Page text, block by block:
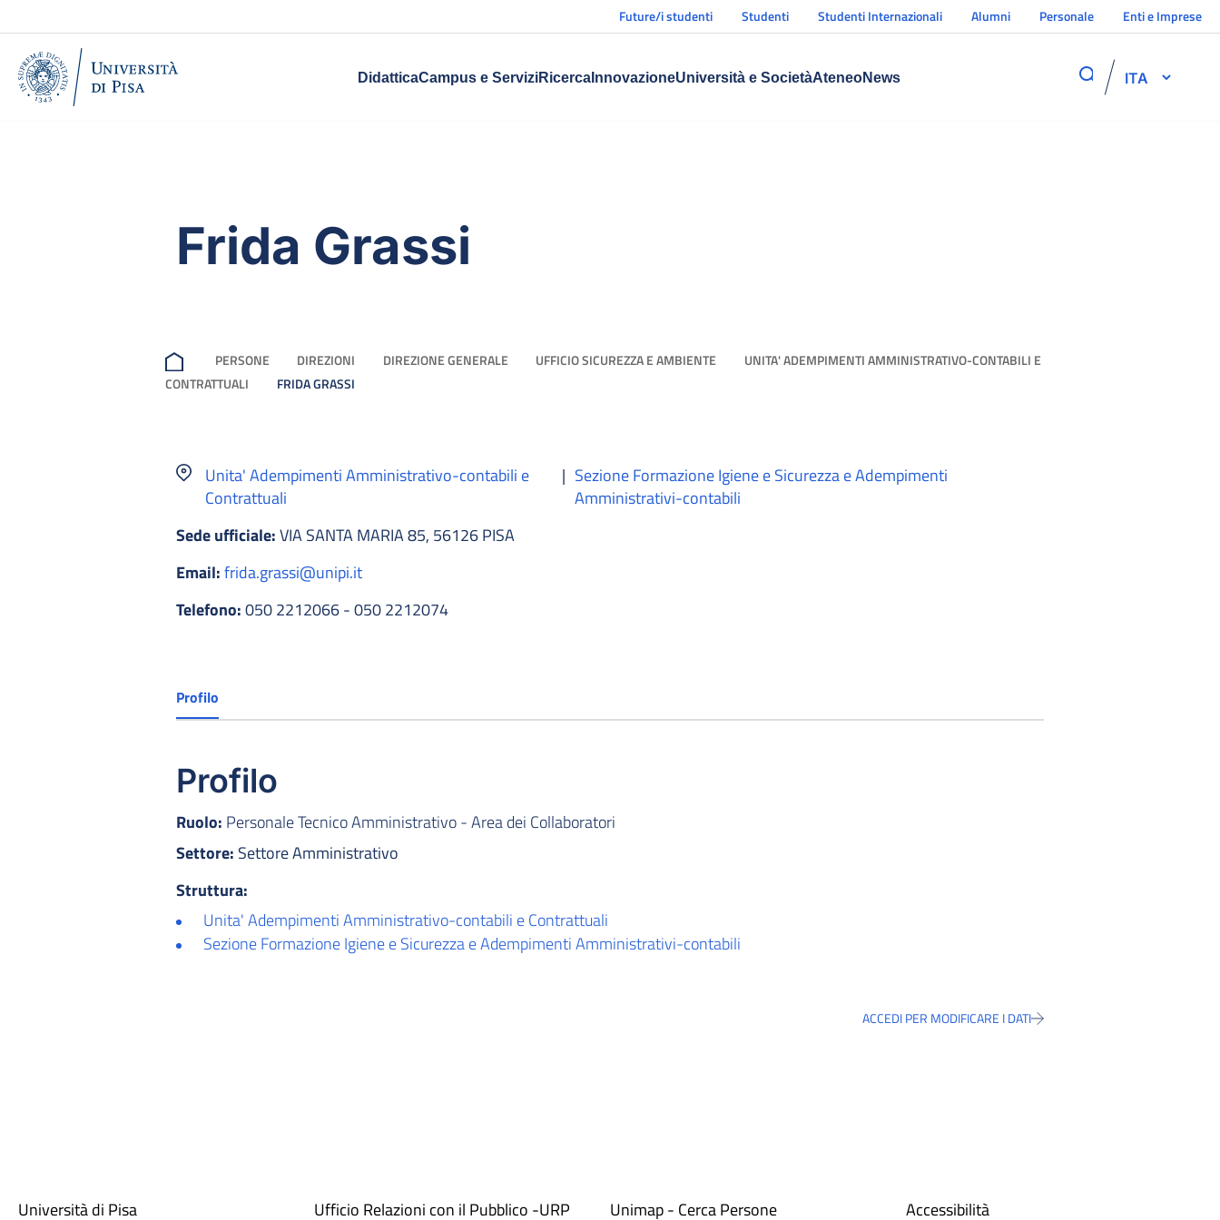
Future/i studenti Studenti Studenti Internazionali Alumni Personale Enti e Imprese
DidatticaCampus e ServiziRicercaInnovazioneUniversità e SocietàAteneoNews ITA
Frida Grassi
PERSONE DIREZIONI DIREZIONE GENERALE UFFICIO SICUREZZA E AMBIENTE
UNITA' ADEMPIMENTI AMMINISTRATIVO-CONTABILI E
CONTRATTUALI
FRIDA GRASSI
Unita' Adempimenti Amministrativo-contabili e
Contrattuali
| Sezione Formazione Igiene e Sicurezza e Adempimenti
Amministrativi-contabili
Sede ufficiale:VIA SANTA MARIA 85, 56126 PISA
Email:frida.grassi@unipi.it
Telefono:050 2212066 - 050 2212074
Profilo
Profilo
Ruolo: Personale Tecnico Amministrativo - Area dei Collaboratori
Settore: Settore Amministrativo
Struttura:
Unita' Adempimenti Amministrativo-contabili e Contrattuali
Sezione Formazione Igiene e Sicurezza e Adempimenti Amministrativi-contabili
ACCEDI PER MODIFICARE I DATI
Università di Pisa Ufficio Relazioni con il Pubblico -URP Unimap - Cerca Persone Accessibilità